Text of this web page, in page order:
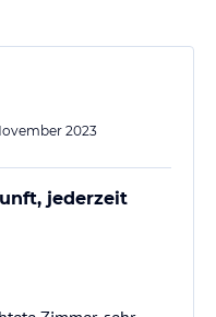
2023
jederzeit